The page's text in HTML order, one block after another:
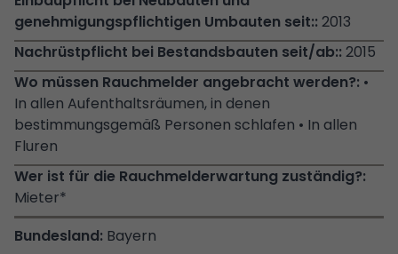
2013
2015
•
In allen Aufenthaltsräumen, in denen
bestimmungsgemäß Personen schlafen • In allen
Fluren
Mieter*
Bayern